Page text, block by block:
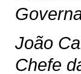
João
Chefe